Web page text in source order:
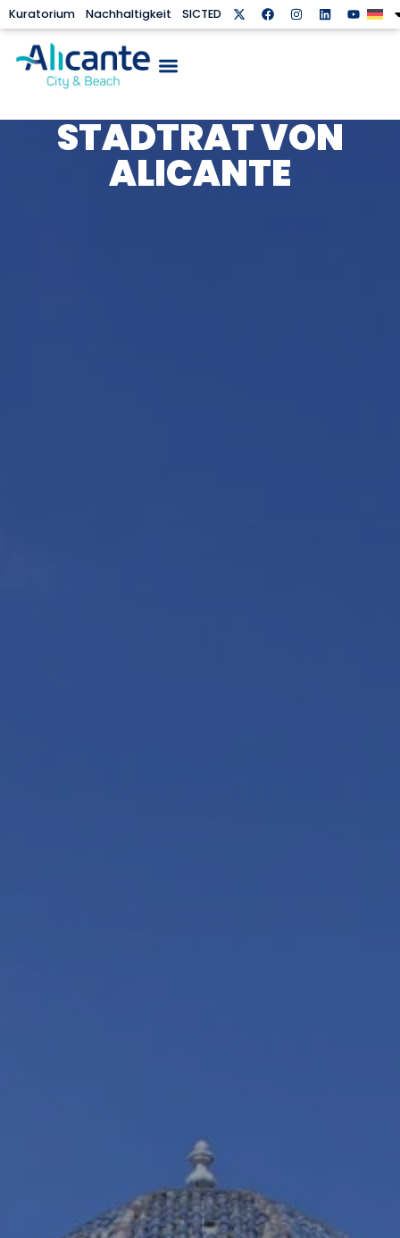
Kuratorium Nachhaltigkeit SICTED
STADTRAT VON
ALICANTE